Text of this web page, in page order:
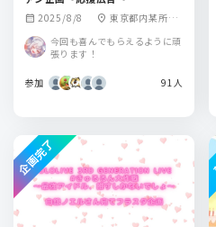
calendar_month 2025/8/8 location_on 東京都内某所、
今回も喜んでもらえるように頑
張ります！
参加 91人
企画完了